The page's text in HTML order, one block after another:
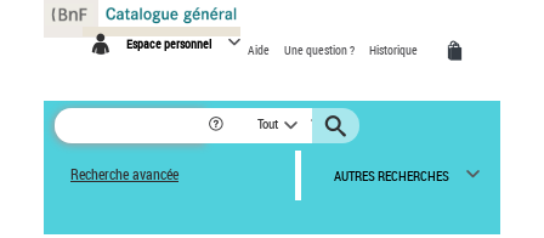
Espace personnel Aide Une question ? Historique
Tout
Recherche avancée AUTRES RECHERCHES
Panneau de gestion des cookies